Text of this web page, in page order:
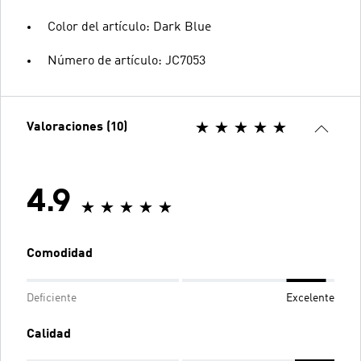
Color del artículo: Dark Blue
Número de artículo: JC7053
Valoraciones (10)
4.9
Comodidad
Deficiente Excelente
Calidad